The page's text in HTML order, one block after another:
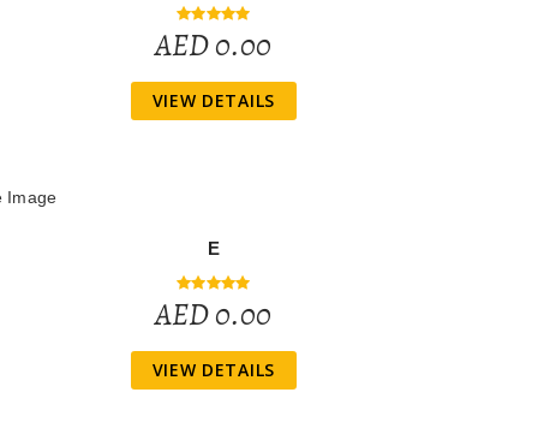
AED 0.00
VIEW DETAILS
E
AED 0.00
VIEW DETAILS